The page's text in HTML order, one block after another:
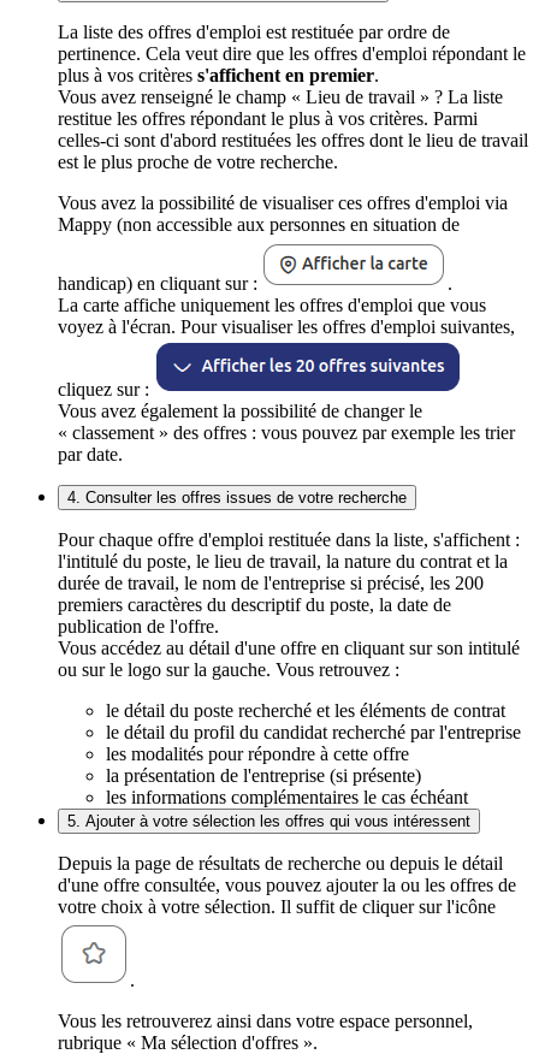
La liste des offres d'emploi est restituée par ordre de
pertinence. Cela veut dire que les offres d'emploi répondant le
plus à vos critères s'affichent en premier.
Vous avez renseigné le champ « Lieu de travail » ? La liste
restitue les offres répondant le plus à vos critères. Parmi
celles-ci sont d'abord restituées les offres dont le lieu de travail
est le plus proche de votre recherche.
Vous avez la possibilité de visualiser ces offres d'emploi via
Mappy (non accessible aux personnes en situation de
handicap) en cliquant sur :
.
La carte affiche uniquement les offres d'emploi que vous
voyez à l'écran. Pour visualiser les offres d'emploi suivantes,
cliquez sur :
Vous avez également la possibilité de changer le
« classement » des offres : vous pouvez par exemple les trier
par date.
4. Consulter les offres issues de votre recherche
Pour chaque offre d'emploi restituée dans la liste, s'affichent :
l'intitulé du poste, le lieu de travail, la nature du contrat et la
durée de travail, le nom de l'entreprise si précisé, les 200
premiers caractères du descriptif du poste, la date de
publication de l'offre.
Vous accédez au détail d'une offre en cliquant sur son intitulé
ou sur le logo sur la gauche. Vous retrouvez :
le détail du poste recherché et les éléments de contrat
le détail du profil du candidat recherché par l'entreprise
les modalités pour répondre à cette offre
la présentation de l'entreprise (si présente)
les informations complémentaires le cas échéant
5. Ajouter à votre sélection les offres qui vous intéressent
Depuis la page de résultats de recherche ou depuis le détail
d'une offre consultée, vous pouvez ajouter la ou les offres de
votre choix à votre sélection. Il suffit de cliquer sur l'icône
.
Vous les retrouverez ainsi dans votre espace personnel,
rubrique « Ma sélection d'offres ».